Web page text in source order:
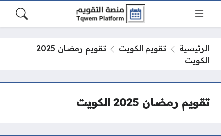
الرئيسية تقويم الكويت
تقويم رمضان 2025
الكويت
تقويم رمضان 2025 الكويت